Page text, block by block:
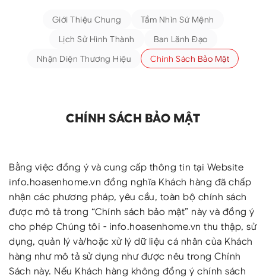
Giới Thiệu Chung
Tầm Nhìn Sứ Mệnh
Lịch Sử Hình Thành
Ban Lãnh Đạo
Nhận Diện Thương Hiệu
Chính Sách Bảo Mật
CHÍNH SÁCH BẢO MẬT
Bằng việc đồng ý và cung cấp thông tin tại Website
info.hoasenhome.vn đồng nghĩa Khách hàng đã chấp
nhận các phương pháp, yêu cầu, toàn bộ chính sách
được mô tả trong “Chính sách bảo mật” này và đồng ý
cho phép Chúng tôi - info.hoasenhome.vn thu thập, sử
dụng, quản lý và/hoặc xử lý dữ liệu cá nhân của Khách
hàng như mô tả sử dụng như được nêu trong Chính
Sách này. Nếu Khách hàng không đồng ý chính sách